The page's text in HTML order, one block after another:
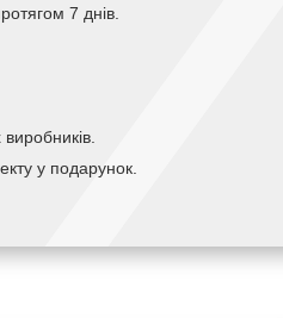
7 днів.
у подарунок.